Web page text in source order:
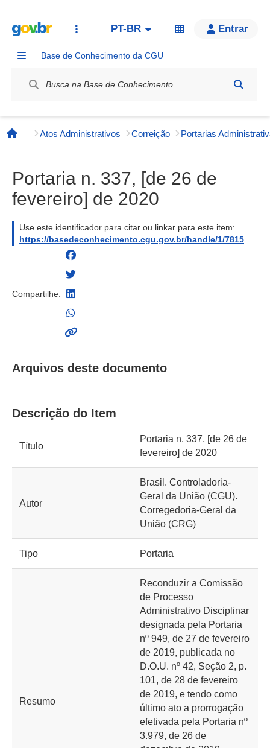
PT-BR Entrar
Base de Conhecimento da CGU
Página inicial
Atos Administrativos Correição
Portaria n. 337, [de 26 de
fevereiro] de 2020
Use este identificador para citar ou linkar para este item:
https://basedeconhecimento.cgu.gov.br/handle/1/7815
Compartilhe:
Arquivos deste documento
Descrição do Item
Título
Portaria n. 337, [de 26 de
fevereiro] de 2020
Autor
Brasil. Controladoria-
Geral da União (CGU).
Corregedoria-Geral da
União (CRG)
Tipo Portaria
Resumo
Reconduzir a Comissão
de Processo
Administrativo Disciplinar
designada pela Portaria
nº 949, de 27 de fevereiro
de 2019, publicada no
D.O.U. nº 42, Seção 2, p.
101, de 28 de fevereiro
de 2019, e tendo como
último ato a prorrogação
efetivada pela Portaria nº
3.979, de 26 de